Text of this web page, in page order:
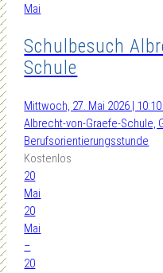
Mai
Schulbesuch
Schule
Mittwoch, 27. Mai 2026 |
Albrecht-von-Graefe-Schule,
Berufsorientierungsstunde
Kostenlos
20
Mai
20
Mai
–
20